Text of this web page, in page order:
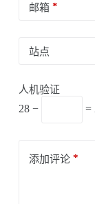
邮箱*
站点
人机验证
28 − =
添加评论*